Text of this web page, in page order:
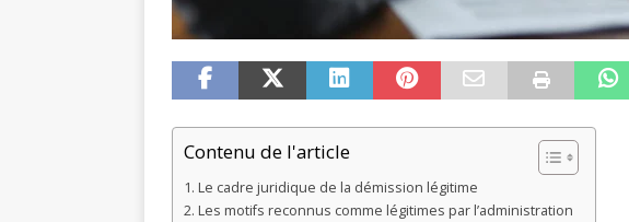
Contenu de l'article
Le cadre juridique de la démission légitime
Les motifs reconnus comme légitimes par l’administration